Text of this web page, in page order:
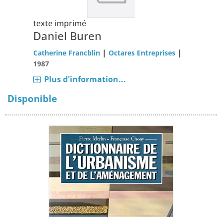
texte imprimé
Daniel Buren
Catherine Francblin |Octares Entreprises |
1987
Plus d'information...
Disponible